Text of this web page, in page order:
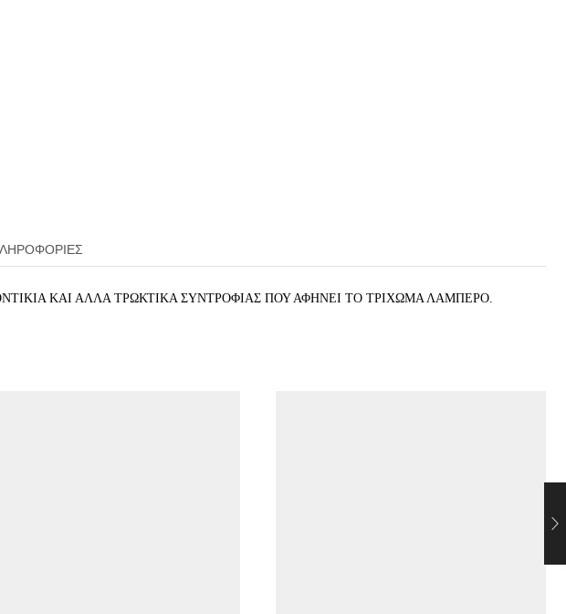
ΚΑΙ ΑΛΛΑ ΤΡΩΚΤΙΚΑ ΣΥΝΤΡΟΦΙΑΣ ΠΟΥ ΑΦΗΝΕΙ ΤΟ ΤΡΙΧΩΜΑ ΛΑΜΠΕΡΟ.